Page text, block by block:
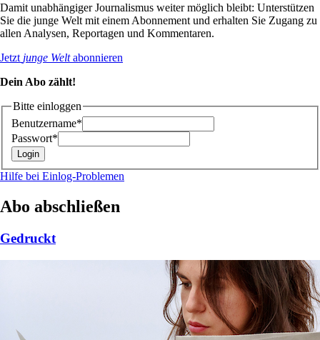
Damit unabhängiger Journalismus weiter möglich bleibt: Unterstützen
Sie die junge Welt mit einem Abonnement und erhalten Sie Zugang zu
allen Analysen, Reportagen und Kommentaren.
Jetzt junge Weltabonnieren
Dein Abo zählt!
Bitte einloggen
Benutzername*
Passwort*
Hilfe bei Einlog-Problemen
Abo abschließen
Gedruckt